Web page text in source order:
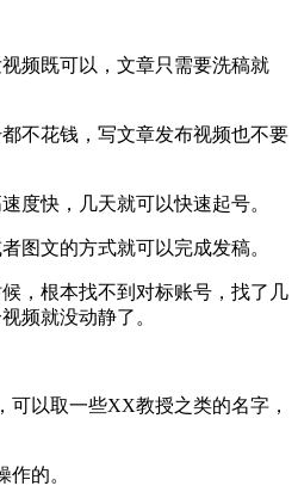
频既可以，文章只需要洗稿就
不花钱，写文章发布视频也不要
度快，几天就可以快速起号。
图文的方式就可以完成发稿。
，根本找不到对标账号，找了几
频就没动静了。
可以取一些XX教授之类的名字，
的。